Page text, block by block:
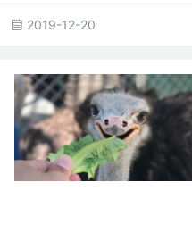
2019-12-20